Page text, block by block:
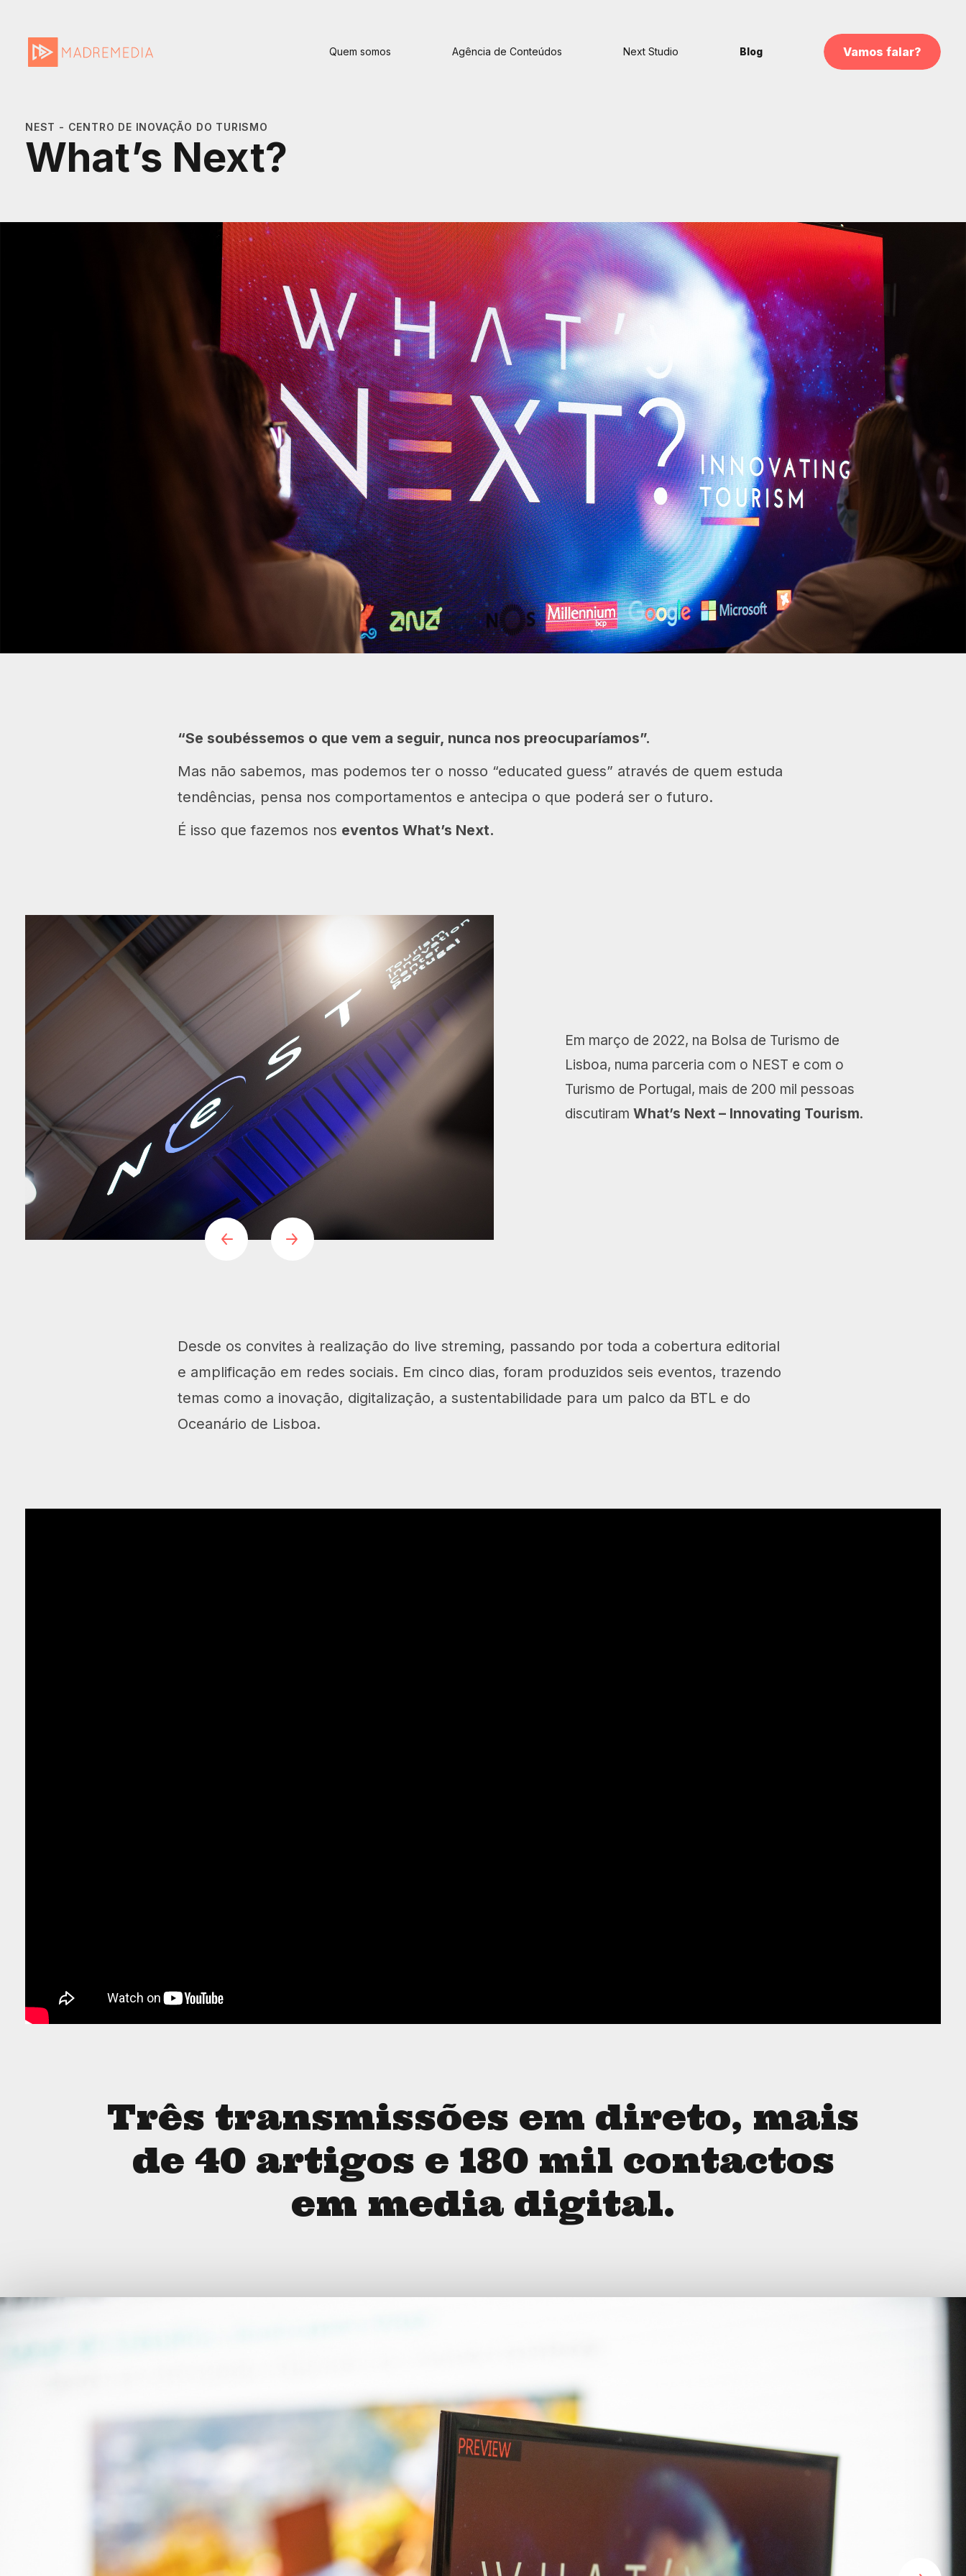
Quem somos Agência de Conteúdos Next Studio Blog Vamos falar?
NEST - CENTRO DE INOVAÇÃO DO TURISMO
What’s Next?
“Se soubéssemos o que vem a seguir, nunca nos preocuparíamos”.
Mas não sabemos, mas podemos ter o nosso “educated guess” através de quem estuda
tendências, pensa nos comportamentos e antecipa o que poderá ser o futuro.
É isso que fazemos nos eventos What’s Next.
Em março de 2022, na Bolsa de Turismo de
Lisboa, numa parceria com o NEST e com o
Turismo de Portugal, mais de 200 mil pessoas
discutiram What’s Next – Innovating Tourism.
Desde os convites à realização do live streming, passando por toda a cobertura editorial
e amplificação em redes sociais. Em cinco dias, foram produzidos seis eventos, trazendo
temas como a inovação, digitalização, a sustentabilidade para um palco da BTL e do
Oceanário de Lisboa.
Três transmissões em direto, mais
de 40 artigos e 180 mil contactos
em media digital.